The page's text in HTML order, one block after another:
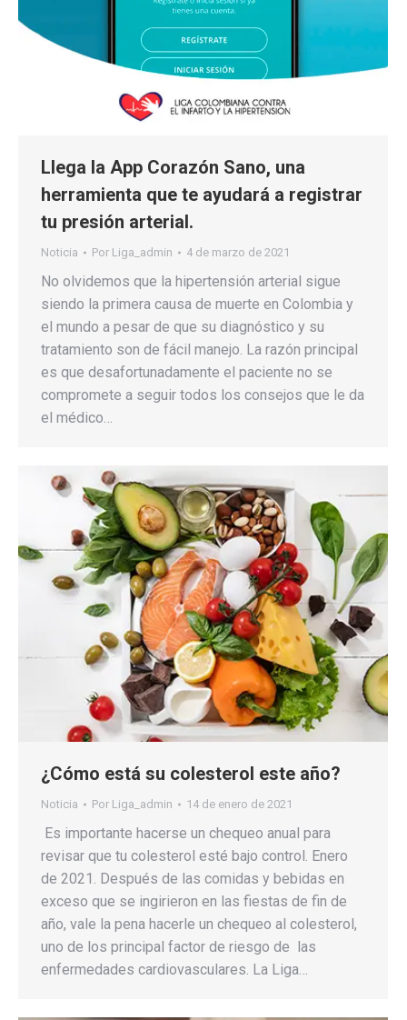
Llega la App Corazón Sano, una
herramienta que te ayudará a registrar
tu presión arterial.
Noticia Por Liga_admin 4 de marzo de 2021
No olvidemos que la hipertensión arterial sigue
siendo la primera causa de muerte en Colombia y
el mundo a pesar de que su diagnóstico y su
tratamiento son de fácil manejo. La razón principal
es que desafortunadamente el paciente no se
compromete a seguir todos los consejos que le da
el médico…
¿Cómo está su colesterol este año?
Noticia Por Liga_admin 14 de enero de 2021
Es importante hacerse un chequeo anual para
revisar que tu colesterol esté bajo control. Enero
de 2021. Después de las comidas y bebidas en
exceso que se ingirieron en las fiestas de fin de
año, vale la pena hacerle un chequeo al colesterol,
uno de los principal factor de riesgo de las
enfermedades cardiovasculares. La Liga…